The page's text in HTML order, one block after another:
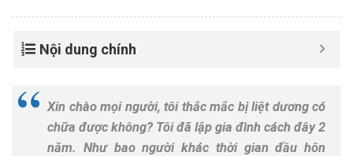
Nội dung chính
Xin chào mọi người, tôi thắc mắc bị liệt dương có
chữa được không? Tôi đã lập gia đình cách đây 2
năm. Như bao người khác thời gian đầu hôn